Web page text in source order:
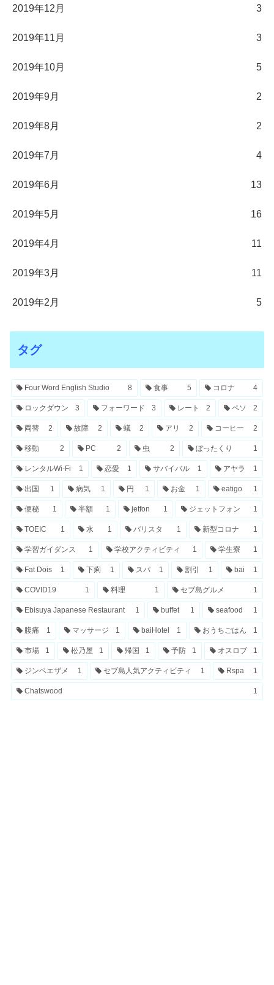
2019年12月 3
2019年11月 3
2019年10月 5
2019年9月 2
2019年8月 2
2019年7月 4
2019年6月 13
2019年5月 16
2019年4月 11
2019年3月 11
2019年2月 5
タグ
Four Word English Studio 8 食事 5 コロナ 4
ロックダウン 3 フォーワード 3 レート 2 ペソ 2
両替 2 故障 2 蟻 2 アリ 2 コーヒー 2
移動 2 PC 2 虫 2 ぼったくり 1
レンタルWi-Fi 1 恋愛 1 サバイバル 1 アヤラ 1
出国 1 病気 1 円 1 お金 1 eatigo 1
便秘 1 半額 1 jetfon 1 ジェットフォン 1
TOEIC 1 水 1 バリスタ 1 新型コロナ 1
学習ガイダンス 1 学校アクティビティ 1 学生寮 1
Fat Dois 1 下痢 1 スパ 1 割引 1 bai 1
COVID19 1 料理 1 セブ島グルメ 1
Ebisuya Japanese Restaurant 1 buffet 1 seafood 1
腹痛 1 マッサージ 1 baiHotel 1 おうちごはん 1
市場 1 松乃屋 1 帰国 1 予防 1 オスロブ 1
ジンベエザメ 1 セブ島人気アクティビティ 1 Rspa 1
Chatswood 1